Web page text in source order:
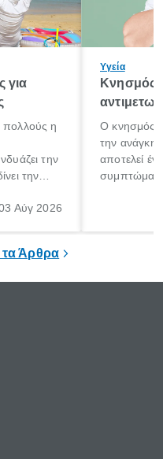
για
πολλούς η
την
την
Αύγ 2026
Υγεία
Κνησμός:
Ο κνησμός
την ανάγκη
αποτελεί
Άρθρα